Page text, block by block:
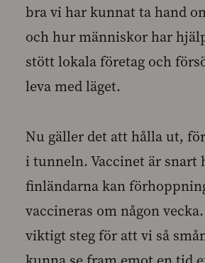
bra vi har kunnat ta hand
och hur människor har
stött lokala företag och
leva med läget.
Nu gäller det att hålla ut,
i tunneln. Vaccinet är snart
finländarna kan
vaccineras om någon
viktigt steg för att vi så